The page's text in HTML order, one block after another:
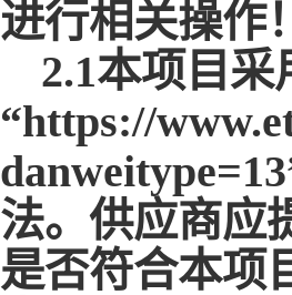
进行相关操作！
2.1本项目
“https://
法。供应商应
是否符合本项